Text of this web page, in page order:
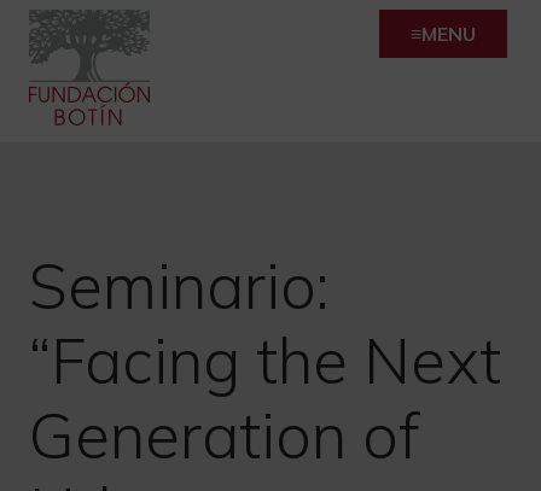
Skip
content
MENU
Seminario:
“Facing the Next
Generation of